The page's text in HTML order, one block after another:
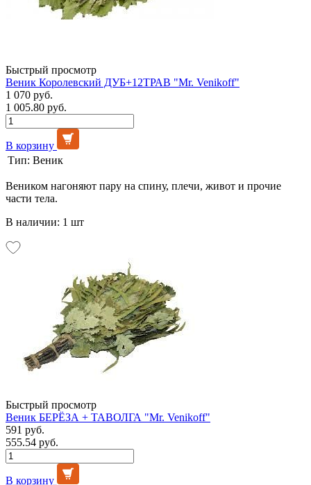
Быстрый просмотр
Веник Королевский ДУБ+12ТРАВ "Mr. Venikoff"
1 070 руб.
1 005.80 руб.
В корзину
Тип: Веник
Веником нагоняют пару на спину, плечи, живот и прочие
части тела.
В наличии: 1 шт
Быстрый просмотр
Веник БЕРЁЗА + ТАВОЛГА "Mr. Venikoff"
591 руб.
555.54 руб.
В корзину